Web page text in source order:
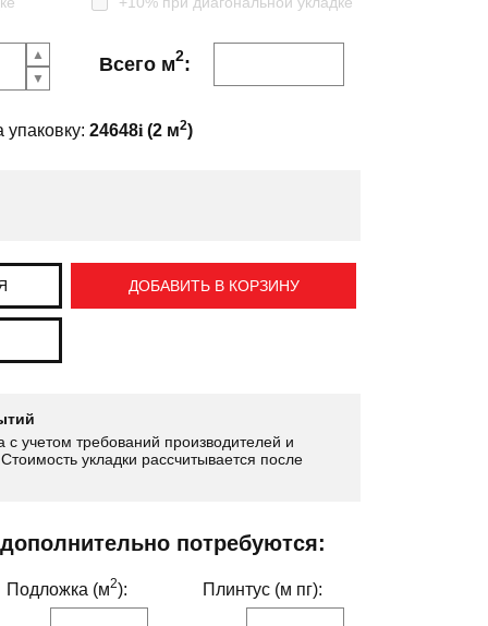
Всего м2:
упаковку: 24648i (2 м2)
ДОБАВИТЬ В КОРЗИНУ
учетом требований производителей и
укладки рассчитывается после
потребуются:
Подложка (м2): Плинтус (м пг):